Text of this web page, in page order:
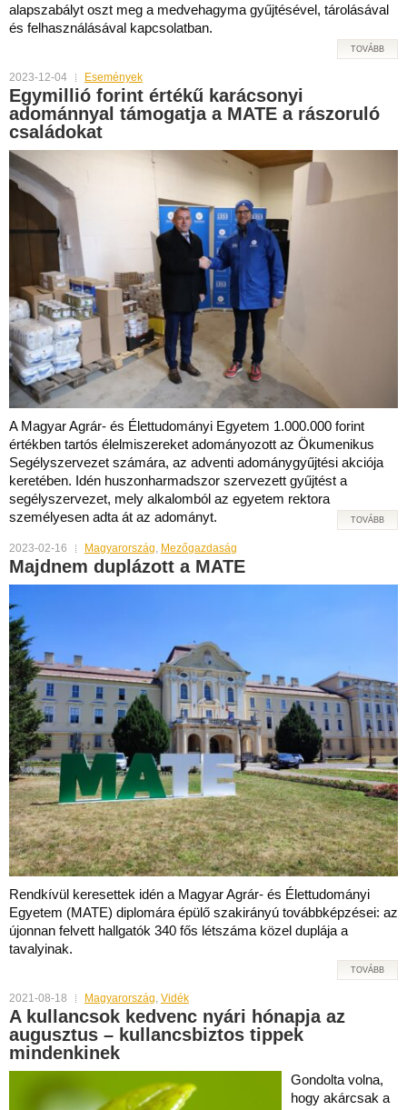
alapszabályt oszt meg a medvehagyma gyűjtésével, tárolásával
és felhasználásával kapcsolatban.
TOVÁBB
2023-12-04 Események
Egymillió forint értékű karácsonyi
adománnyal támogatja a MATE a rászoruló
családokat
A Magyar Agrár- és Élettudományi Egyetem 1.000.000 forint
értékben tartós élelmiszereket adományozott az Ökumenikus
Segélyszervezet számára, az adventi adománygyűjtési akciója
keretében. Idén huszonharmadszor szervezett gyűjtést a
segélyszervezet, mely alkalomból az egyetem rektora
személyesen adta át az adományt.
TOVÁBB
2023-02-16 Magyarország, Mezőgazdaság
Majdnem duplázott a MATE
Rendkívül keresettek idén a Magyar Agrár- és Élettudományi
Egyetem (MATE) diplomára épülő szakirányú továbbképzései: az
újonnan felvett hallgatók 340 fős létszáma közel duplája a
tavalyinak.
TOVÁBB
2021-08-18 Magyarország, Vidék
A kullancsok kedvenc nyári hónapja az
augusztus – kullancsbiztos tippek
mindenkinek
Gondolta volna,
hogy akárcsak a